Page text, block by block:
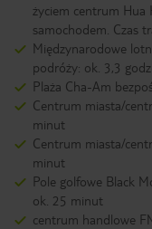
życiem centrum
samochodem. Czas
Międzynarodowe
podróży: ok. 3,3
Plaża Cha-Am
Centrum miasta/
minut
Centrum miasta/
minut
Pole golfowe Black
ok. 25 minut
centrum handlowe